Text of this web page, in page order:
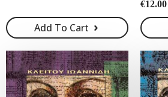
Add To Cart
€12.00